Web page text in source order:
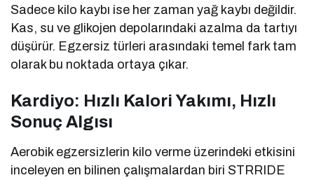
Sadece kilo kaybı ise her zaman yağ kaybı değildir.
Kas, su ve glikojen depolarındaki azalma da tartıyı
düşürür. Egzersiz türleri arasındaki temel fark tam
olarak bu noktada ortaya çıkar.
Kardiyo: Hızlı Kalori Yakımı, Hızlı
Sonuç Algısı
Aerobik egzersizlerin kilo verme üzerindeki etkisini
inceleyen en bilinen çalışmalardan biri STRRIDE